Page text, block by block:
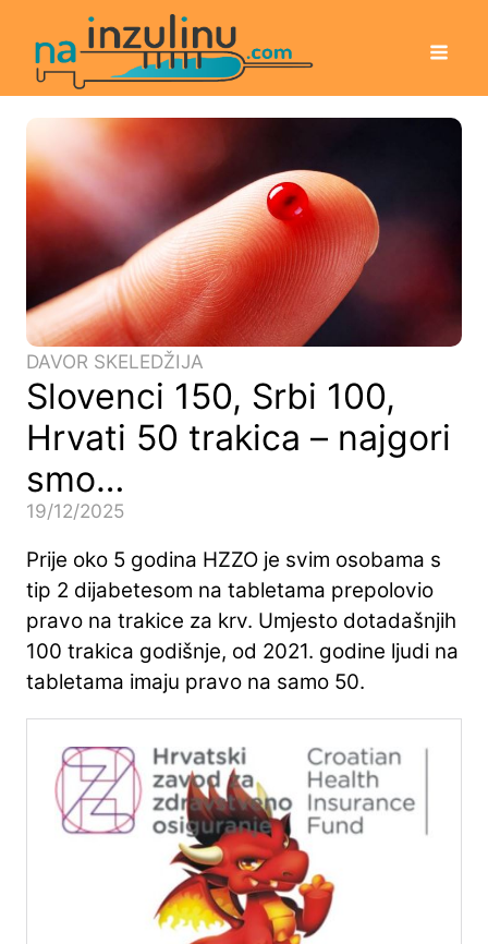
DAVOR SKELEDŽIJA
Slovenci 150, Srbi 100,
Hrvati 50 trakica – najgori
smo…
19/12/2025
Prije oko 5 godina HZZO je svim osobama s
tip 2 dijabetesom na tabletama prepolovio
pravo na trakice za krv. Umjesto dotadašnjih
100 trakica godišnje, od 2021. godine ljudi na
tabletama imaju pravo na samo 50.